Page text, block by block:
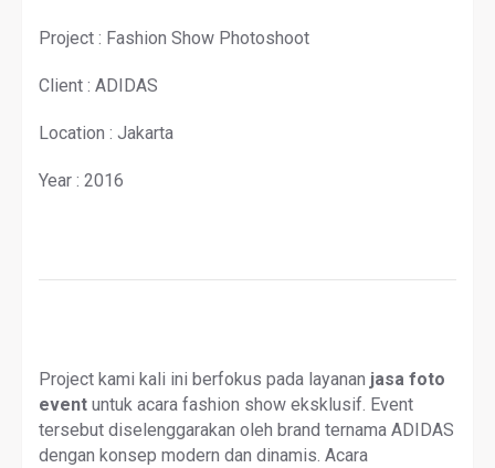
Project : Fashion Show Photoshoot
Client : ADIDAS
Location : Jakarta
Year : 2016
Project kami kali ini berfokus pada layanan jasa foto
event untuk acara fashion show eksklusif. Event
tersebut diselenggarakan oleh brand ternama ADIDAS
dengan konsep modern dan dinamis. Acara